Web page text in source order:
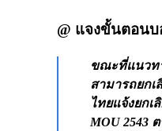
@ แจงขั้นตอนบ
ขณะที่แนวท
สามารถยกเ
ไทยแจ้งยกเ
MOU 2543